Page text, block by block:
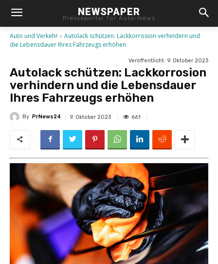
NEWSPAPER
Presseportal für Auto-News
Auto und Verkehr
Autolack schützen: Lackkorrosion verhindern und
die Lebensdauer Ihres Fahrzeugs erhöhen
Veröffentlicht: 9. Oktober 2023
Autolack schützen: Lackkorrosion
verhindern und die Lebensdauer
Ihres Fahrzeugs erhöhen
By PrNews24 9. Oktober 2023 661